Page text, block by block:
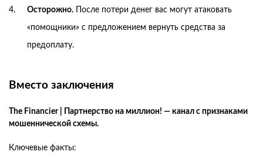
Осторожно. После потери денег вас могут атаковать
«помощники» с предложением вернуть средства за
предоплату.
Вместо заключения
The Financier | Партнерство на миллион! — канал с признаками
мошеннической схемы.
Ключевые факты: